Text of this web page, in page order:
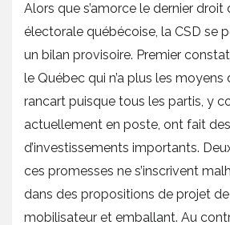
Alors que s’amorce le dernier
électorale québécoise, la CSD se
un bilan provisoire. Premier
le Québec qui n’a plus les moyens
rancart puisque tous les partis, y
actuellement en poste, ont fait
d’investissements importants.
ces promesses ne s’inscrivent
dans des propositions de projet
mobilisateur et emballant. Au